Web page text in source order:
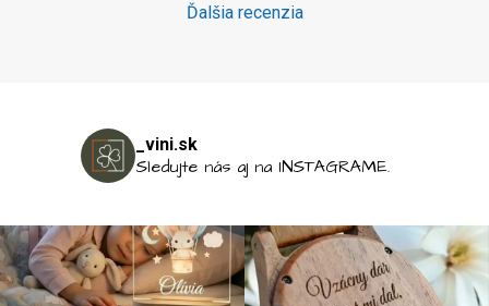
Ďalšia recenzia
_vini.sk
Sledujte nás aj na INSTAGRAME.